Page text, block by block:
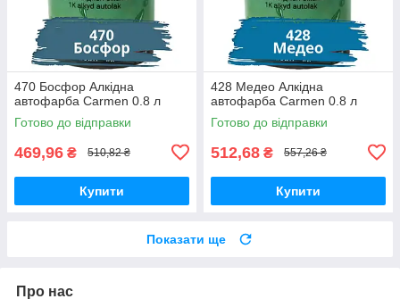
470 Босфор Алкідна
автофарба Carmen 0.8 л
Готово до відправки
469,96 ₴ 510,82 ₴
Купити
428 Медео Алкідна
автофарба Carmen 0.8 л
Готово до відправки
512,68 ₴ 557,26 ₴
Купити
Показати ще
Про нас